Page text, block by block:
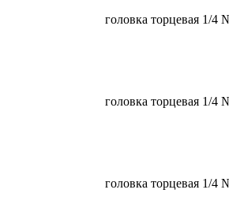
головка торцевая 1/4
головка торцевая 1/4
головка торцевая 1/4